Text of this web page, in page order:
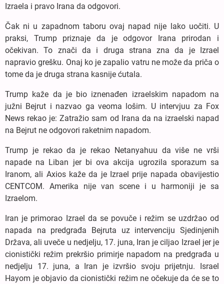
Izraela i pravo Irana da odgovori.
Čak ni u zapadnom taboru ovaj napad nije lako uočiti. U
praksi, Trump priznaje da je odgovor Irana prirodan i
očekivan. To znači da i druga strana zna da je Izrael
napravio grešku. Onaj ko je zapalio vatru ne može da priča o
tome da je druga strana kasnije ćutala.
Trump kaže da je bio iznenađen izraelskim napadom na
južni Bejrut i nazvao ga veoma lošim. U intervjuu za Fox
News rekao je: Zatražio sam od Irana da na izraelski napad
na Bejrut ne odgovori raketnim napadom.
Trump je rekao da je rekao Netanyahuu da više ne vrši
napade na Liban jer bi ova akcija ugrozila sporazum sa
Iranom, ali Axios kaže da je Izrael prije napada obavijestio
CENTCOM. Amerika nije van scene i u harmoniji je sa
Izraelom.
Iran je primorao Izrael da se povuče i režim se uzdržao od
napada na predgrađa Bejruta uz intervenciju Sjedinjenih
Država, ali uveče u nedjelju, 17. juna, Iran je ciljao Izrael jer je
cionistički režim prekršio primirje napadom na predgrađa u
nedjelju 17. juna, a Iran je izvršio svoju prijetnju. Israel
Hayom je objavio da cionistički režim ne očekuje da će se to